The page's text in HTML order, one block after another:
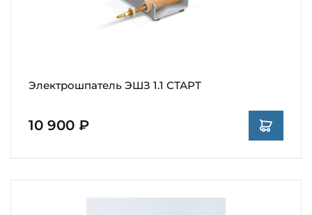
Электрошпатель ЭШЗ 1.1 СТАРТ
10 900 ₽